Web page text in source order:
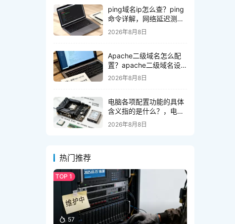
ping域名ip怎么查？ping
命令详解，网络延迟测试
方法
2026年8月8日
Apache二级域名怎么配
置？apache二级域名设
置教程
2026年8月8日
电脑各项配置功能的具体
含义指的是什么？，电脑
配置怎么看
2026年8月8日
热门推荐
57